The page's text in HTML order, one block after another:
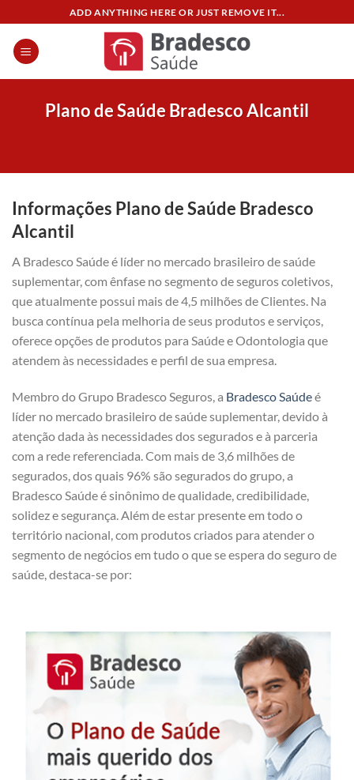
content
ADD ANYTHING HERE OR JUST REMOVE IT...
Plano de Saúde Bradesco Alcantil
Informações Plano de Saúde Bradesco
Alcantil
A Bradesco Saúde é líder no mercado brasileiro de saúde
suplementar, com ênfase no segmento de seguros coletivos,
que atualmente possui mais de 4,5 milhões de Clientes. Na
busca contínua pela melhoria de seus produtos e serviços,
oferece opções de produtos para Saúde e Odontologia que
atendem às necessidades e perfil de sua empresa.
Membro do Grupo Bradesco Seguros, a Bradesco Saúdeé
líder no mercado brasileiro de saúde suplementar, devido à
atenção dada às necessidades dos segurados e à parceria
com a rede referenciada. Com mais de 3,6 milhões de
segurados, dos quais 96% são segurados do grupo, a
Bradesco Saúde é sinônimo de qualidade, credibilidade,
solidez e segurança. Além de estar presente em todo o
território nacional, com produtos criados para atender o
segmento de negócios em tudo o que se espera do seguro de
saúde, destaca-se por: